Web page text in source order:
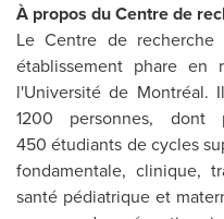
À propos du Centre de
Le Centre de
établissement phare en
l'Université de
1200 personnes,
450 étudiants de cycles
fondamentale, clinique,
santé pédiatrique et